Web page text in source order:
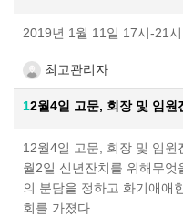
2019년 1월 11일 17시-21
최고관리자
12월4일 고문, 회장 및 임원
12월4일 고문, 회장 및 임
월2일 신년잔치를 위해무
의 분담을 정하고 화기애애
회를 가졌다.